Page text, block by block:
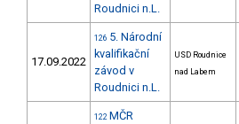
Roudnici n.L.
17.09.2022
126 5. Národní
kvalifikační
závod v
Roudnici n.L.
USD Roudnice
nad Labem
122 MČR